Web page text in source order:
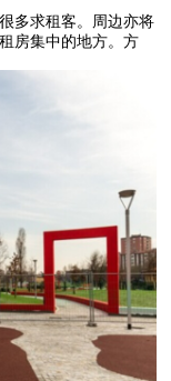
多求租客。周边亦将
房集中的地方。⽅